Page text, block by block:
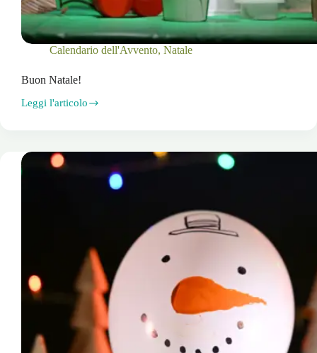
Calendario dell'Avvento, Natale
Buon Natale!
Leggi l'articolo
Buon